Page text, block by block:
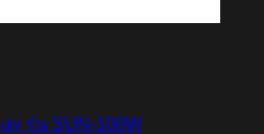
รุ่น SUN-100W